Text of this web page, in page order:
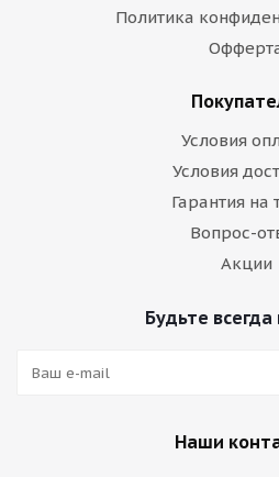
Политика
Условия
Условия
Гарантия на
Вопрос-
Акции
Будьте всегда
Наши